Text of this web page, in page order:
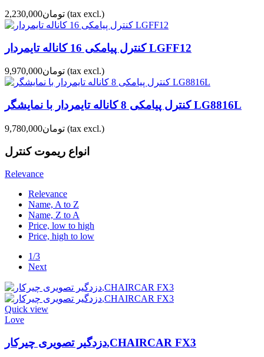
تومان2,230,000 (tax excl.)
کنترل پیامکی 16 کاناله تایمردار LGFF12
تومان9,970,000 (tax excl.)
کنترل پیامکی 8 کاناله تایمردار با نمایشگر LG8816L
تومان9,780,000 (tax excl.)
انواع ریموت کنترل
Relevance
Relevance
Name, A to Z
Name, Z to A
Price, low to high
Price, high to low
1/3
Next
Quick view
Love
دزدگیر تصویری چیرکار,CHAIRCAR FX3